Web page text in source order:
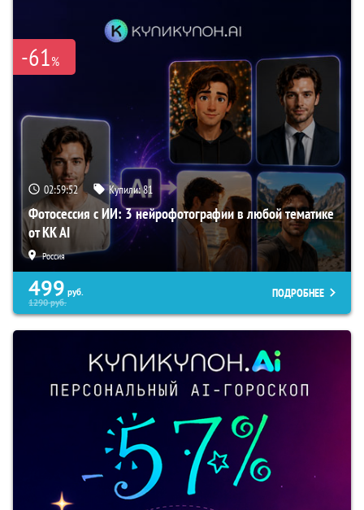
-61%
02:59:51 Купили:81
Фотосессия с ИИ: 3 нейрофотографии в любой тематике
от KK AI
Россия
499 руб.
1290руб.
ПОДРОБНЕЕ